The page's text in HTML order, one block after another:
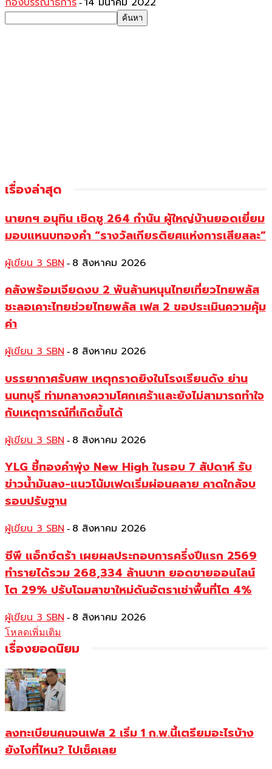
-
เรื่องล่าสุด
นายกฯ อนุทิน เชิดชู 264 กำนัน ผู้ใหญ่บ้านยอดเยี่ยม
มอบแหนบทองคำ “รางวัลเกียรติยศแห่งการเสียสละ”
ผู้เขียน 3 SBN - 8 สิงหาคม 2026
คลังพร้อมเจียดงบ 2 พันล้านหนุนไทยเที่ยวไทยพลัส
ชะลอเคาะไทยช่วยไทยพลัส เฟส 2 ขอประเมินความคุ้ม
ค่า
ผู้เขียน 3 SBN - 8 สิงหาคม 2026
บรรยากาศรับศพ เหตุกราดยิงในโรงเรียนดัง ย่าน
นนทบุรี ท่ามกลางความโศกเศร้าและยังไม่สามารถทำใจ
กับเหตุการณ์ที่เกิดขึ้นได้
ผู้เขียน 3 SBN - 8 สิงหาคม 2026
YLG ชี้ทองคำพุ่ง New High ในรอบ 7 สัปดาห์ รับ
ข่าวน้ำมันลง-แนวโน้มเฟดเริ่มผ่อนคลาย คาดใกล้จบ
รอบปรับฐาน
ผู้เขียน 3 SBN - 8 สิงหาคม 2026
ซีพี แอ็กซ์ตร้า เผยผลประกอบการครึ่งปีแรก 2569
ทำรายได้รวม 268,334 ล้านบาท ยอดขายออนไลน์
โต 29% ปรับโฉมสาขาใหม่ดันอัตราเช่าพื้นที่โต 4%
ผู้เขียน 3 SBN - 8 สิงหาคม 2026
โหลดเพิ่มเติม
เรื่องยอดนิยม
ลงทะเบียนคนจนเฟส 2 เริ่ม 1 ก.พ.นี้เตรียมอะไรบ้าง
ยังไงที่ไหน? ไปเช็คเลย